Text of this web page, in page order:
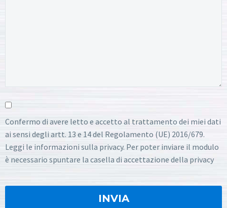
Confermo di avere letto e accetto al trattamento dei miei dati
ai sensi degli artt. 13 e 14 del Regolamento (UE) 2016/679.
Leggi le informazioni sulla privacy. Per poter inviare il modulo
è necessario spuntare la casella di accettazione della privacy